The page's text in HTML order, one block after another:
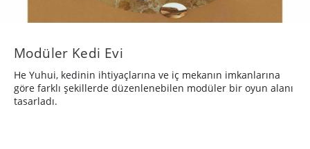
Modüler Kedi Evi
He Yuhui, kedinin ihtiyaçlarına ve iç mekanın imkanlarına
göre farklı şekillerde düzenlenebilen modüler bir oyun alanı
tasarladı.